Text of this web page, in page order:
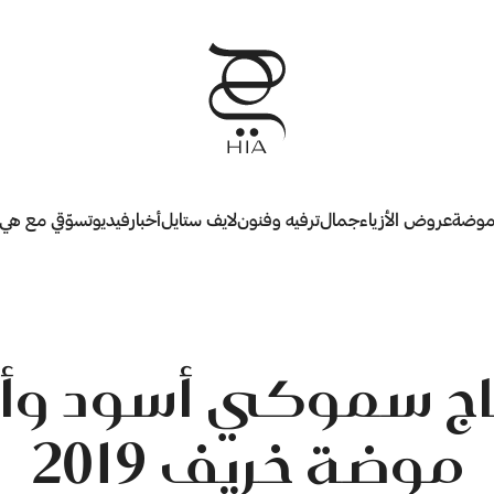
موضةعروض الأزياءجمالترفيه وفنونلايف ستايلأخبارفيديوتسوّقي مع هي
سموكي أسود
موضة خريف 2019